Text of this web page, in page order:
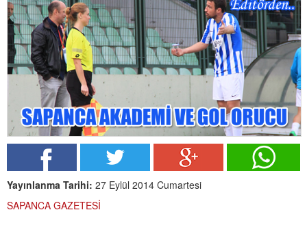
Yayınlanma Tarihi: 27 Eylül 2014 Cumartesi
SAPANCA GAZETESİ